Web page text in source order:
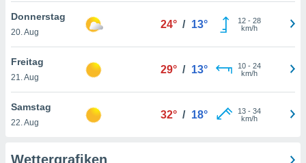
von
und
auf
klicken.
Donnerstag
20. Aug
24° / 13° 12- 28
km/h
Freitag
21. Aug
29° / 13° 10- 24
km/h
Samstag
22. Aug
32° / 18° 13- 34
km/h
Wettergrafiken